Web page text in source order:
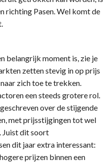
richting Pasen. Wel komt de
belangrijk moment is, zie je
zetten stevig in op prijs
zich toe te trekken.
een steeds grotere rol.
over de stijgende
met prijsstijgingen tot wel
Juist dit soort
dit jaar extra interessant:
prijzen binnen een